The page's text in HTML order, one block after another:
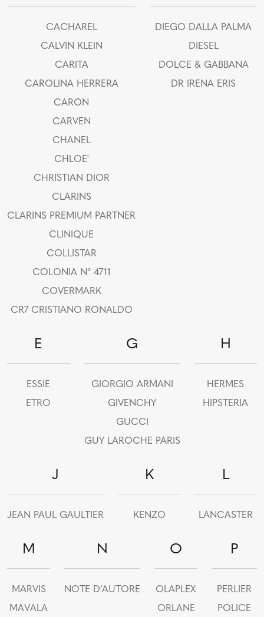
CACHAREL
CALVIN KLEIN
CARITA
CAROLINA HERRERA
CARON
CARVEN
CHANEL
CHLOE'
CHRISTIAN DIOR
CLARINS
CLARINS PREMIUM PARTNER
CLINIQUE
COLLISTAR
COLONIA N° 4711
COVERMARK
CR7 CRISTIANO RONALDO
DIEGO DALLA PALMA
DIESEL
DOLCE & GABBANA
DR IRENA ERIS
E
ESSIE
ETRO
G
GIORGIO ARMANI
GIVENCHY
GUCCI
GUY LAROCHE PARIS
H
HERMES
HIPSTERIA
J
JEAN PAUL GAULTIER
K
KENZO
L
LANCASTER
M
MARVIS
MAVALA
N
NOTE D’AUTORE
O
OLAPLEX
ORLANE
P
PERLIER
POLICE